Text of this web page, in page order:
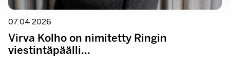
07.04.2026
Virva Kolho on nimitetty Ringin
viestintäpäälli...